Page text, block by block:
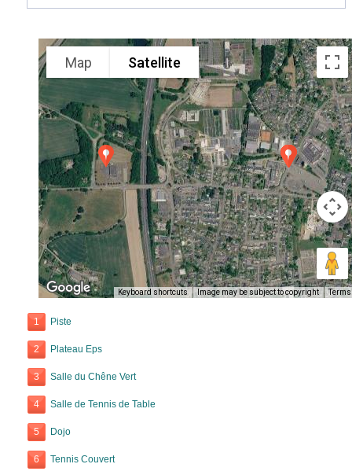
Map Satellite
Keyboard shortcuts Image may be subject to copyright Terms
1 Piste
2 Plateau Eps
3 Salle du Chêne Vert
4 Salle de Tennis de Table
5 Dojo
6 Tennis Couvert